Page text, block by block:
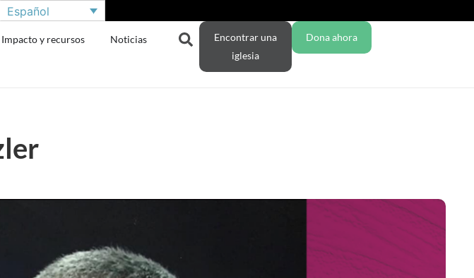
Español
Impacto y recursos Noticias
Encontrar una
iglesia
Dona ahora